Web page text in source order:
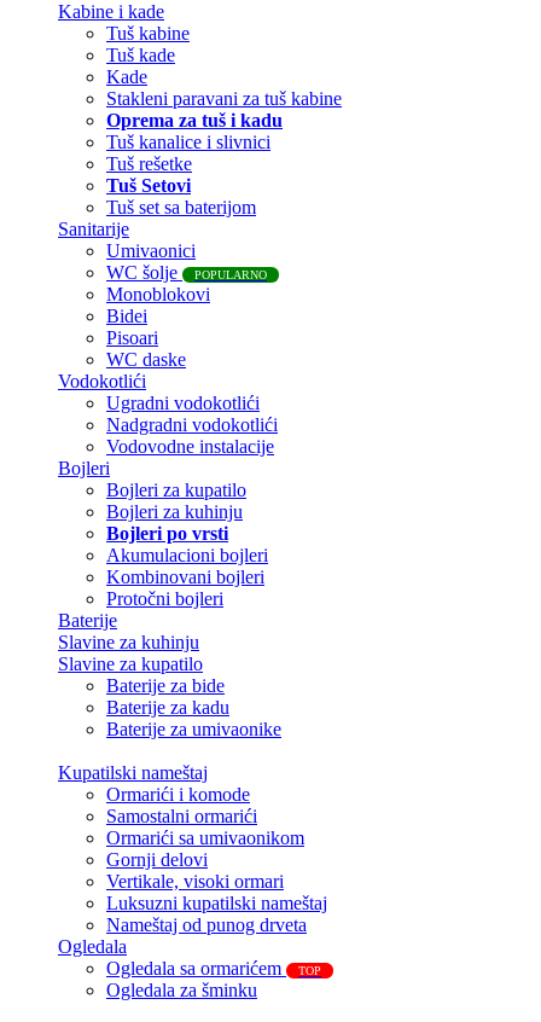
Kabine i kade
Tuš kabine
Tuš kade
Kade
Stakleni paravani za tuš kabine
Oprema za tuš i kadu
Tuš kanalice i slivnici
Tuš rešetke
Tuš Setovi
Tuš set sa baterijom
Sanitarije
Umivaonici
WC šolje
POPULARNO
Monoblokovi
Bidei
Pisoari
WC daske
Vodokotlići
Ugradni vodokotlići
Nadgradni vodokotlići
Vodovodne instalacije
Bojleri
Bojleri za kupatilo
Bojleri za kuhinju
Bojleri po vrsti
Akumulacioni bojleri
Kombinovani bojleri
Protočni bojleri
Baterije
Slavine za kuhinju
Slavine za kupatilo
Baterije za bide
Baterije za kadu
Baterije za umivaonike
Kupatilski nameštaj
Ormarići i komode
Samostalni ormarići
Ormarići sa umivaonikom
Gornji delovi
Vertikale, visoki ormari
Luksuzni kupatilski nameštaj
Nameštaj od punog drveta
Ogledala
Ogledala sa ormarićem
TOP
Ogledala za šminku